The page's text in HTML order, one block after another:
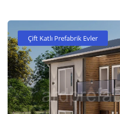
Çift Katlı Prefabrik Evler